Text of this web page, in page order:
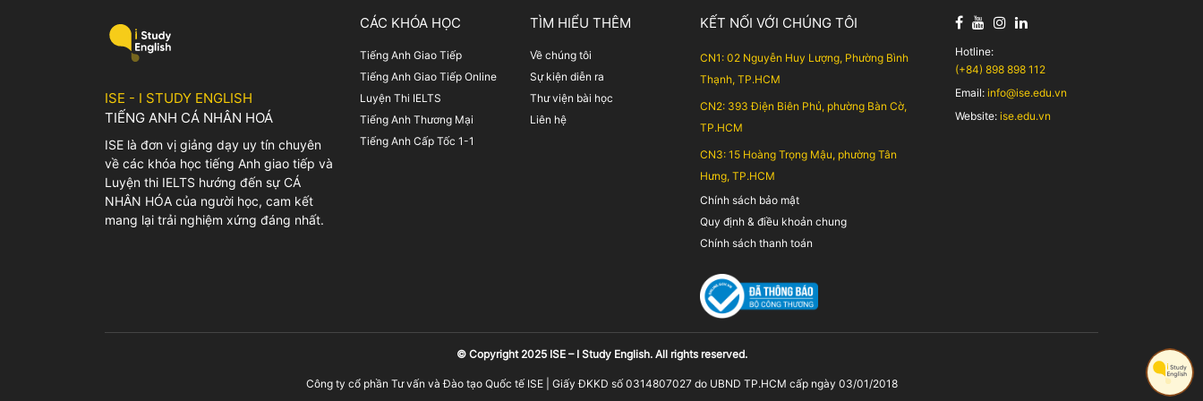
ISE - I STUDY ENGLISH
TIẾNG ANH CÁ NHÂN HOÁ
ISE là đơn vị giảng dạy uy tín chuyên
về các khóa học tiếng Anh giao tiếp và
Luyện thi IELTS hướng đến sự CÁ
NHÂN HÓA của người học, cam kết
mang lại trải nghiệm xứng đáng nhất.
CÁC KHÓA HỌC
Tiếng Anh Giao Tiếp
Tiếng Anh Giao Tiếp Online
Luyện Thi IELTS
Tiếng Anh Thương Mại
Tiếng Anh Cấp Tốc 1-1
TÌM HIỂU THÊM
Về chúng tôi
Sự kiện diễn ra
Thư viện bài học
Liên hệ
KẾT NỐI VỚI CHÚNG TÔI
CN1: 02 Nguyễn Huy Lượng, Phường Bình
Thạnh, TP.HCM
CN2: 393 Điện Biên Phủ, phường Bàn Cờ,
TP.HCM
CN3: 15 Hoàng Trọng Mậu, phường Tân
Hưng, TP.HCM
Chính sách bảo mật
Quy định & điều khoản chung
Chính sách thanh toán
Hotline:
(+84) 898 898 112
Email: info@ise.edu.vn
Website: ise.edu.vn
© Copyright 2025 ISE – I Study English. All rights reserved.
Công ty cổ phần Tư vấn và Đào tạo Quốc tế ISE | Giấy ĐKKD số 0314807027 do UBND TP.HCM cấp ngày 03/01/2018